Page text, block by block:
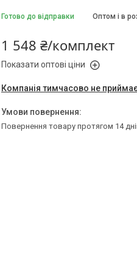
Готово до відправки Оптом і в
1 548 ₴/комплект
Показати оптові ціни
Компанія тимчасово не
повернення товару протягом 14